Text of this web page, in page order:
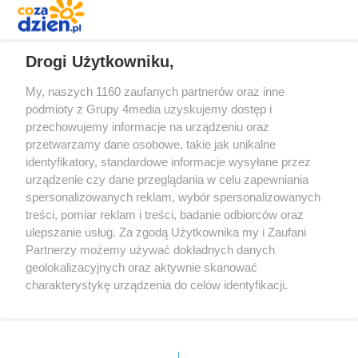
Redakcja Reklama Prywatność
Praca Łódź
the:protocol
Drogi Użytkowniku,
My, naszych 1160 zaufanych partnerów oraz inne
podmioty z Grupy 4media uzyskujemy dostęp i
przechowujemy informacje na urządzeniu oraz
przetwarzamy dane osobowe, takie jak unikalne
identyfikatory, standardowe informacje wysyłane przez
urządzenie czy dane przeglądania w celu zapewniania
spersonalizowanych reklam, wybór spersonalizowanych
treści, pomiar reklam i treści, badanie odbiorców oraz
ulepszanie usług. Za zgodą Użytkownika my i Zaufani
Partnerzy możemy używać dokładnych danych
geolokalizacyjnych oraz aktywnie skanować
charakterystykę urządzenia do celów identyfikacji.
zmienić/wycofać klikając przycisk ustawień prywatności